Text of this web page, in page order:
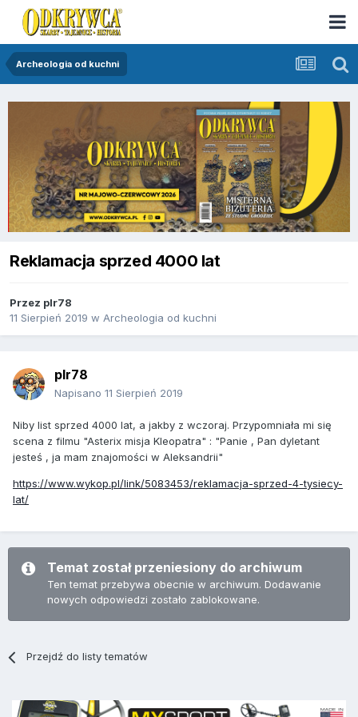
Archeologia od kuchni
Reklamacja sprzed 4000 lat
Przez plr78
11 Sierpień 2019 w Archeologia od kuchni
plr78
Napisano 11 Sierpień 2019
Niby list sprzed 4000 lat, a jakby z wczoraj. Przypomniała mi się
scena z filmu "Asterix misja Kleopatra" : "Panie , Pan dyletant
jesteś , ja mam znajomości w Aleksandrii"
https://www.wykop.pl/link/5083453/reklamacja-sprzed-4-tysiecy-
lat/
Temat został przeniesiony do archiwum
Ten temat przebywa obecnie w archiwum. Dodawanie
nowych odpowiedzi zostało zablokowane.
Przejdź do listy tematów